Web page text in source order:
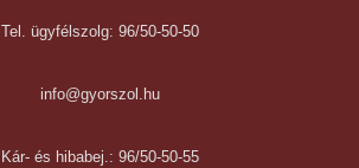
Tel. ügyfélszolg: 96/50-50-50
info@gyorszol.hu
Kár- és hibabej.: 96/50-50-55